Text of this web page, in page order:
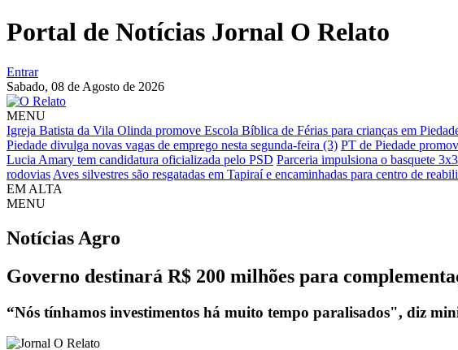
Portal de Notícias Jornal O Relato
Entrar
Sabado, 08 de Agosto de 2026
MENU
Igreja Batista da Vila Olinda promove Escola Bíblica de Férias para crianças em
Piedade divulga novas vagas de emprego nesta segunda-feira (3) PT de Piedade
Lucia Amary tem candidatura oficializada pelo PSD Parceria impulsiona o basquete
rodovias Aves silvestres são resgatadas em Tapiraí e encaminhadas para centro de
EM ALTA
MENU
Notícias Agro
Governo destinará R$ 200 milhões para
“Nós tínhamos investimentos há muito tempo paralisados", diz